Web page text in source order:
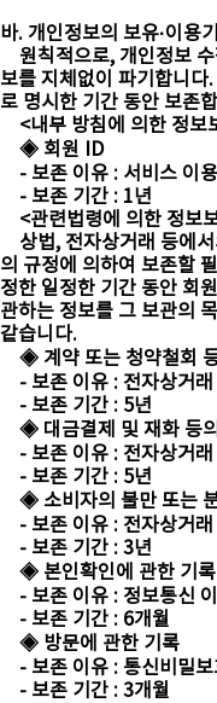
바. 개인정보의 보유·이용
원칙적으로, 개인정보 수
보를 지체없이 파기합니
로 명시한 기간 동안 보존
<내부 방침에 의한 정보
◈ 회원 ID
- 보존 이유 : 서비스 이
- 보존 기간 : 1년
<관련법령에 의한 정보
상법, 전자상거래 등에서
의 규정에 의하여 보존할
정한 일정한 기간 동안 회
관하는 정보를 그 보관의
같습니다.
◈ 계약 또는 청약철회
- 보존 이유 : 전자상거래
- 보존 기간 : 5년
◈ 대금결제 및 재화 등
- 보존 이유 : 전자상거래
- 보존 기간 : 5년
◈ 소비자의 불만 또는
- 보존 이유 : 전자상거래
- 보존 기간 : 3년
◈ 본인확인에 관한 기록
- 보존 이유 : 정보통신
- 보존 기간 : 6개월
◈ 방문에 관한 기록
- 보존 이유 : 통신비밀보
- 보존 기간 : 3개월